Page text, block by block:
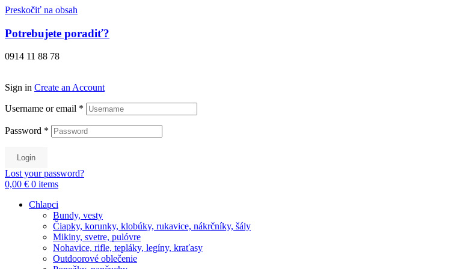
Preskočiť na obsah
Potrebujete poradiť?
0914 11 88 78
Sign in Create an Account
Username or email *
Password *
Login
Lost your password?
0,00 € 0 items
Chlapci
Bundy, vesty
Čiapky, korunky, klobúky, rukavice, nákrčníky, šály
Mikiny, svetre, pulóvre
Nohavice, rifle, tepláky, legíny, kraťasy
Outdoorové oblečenie